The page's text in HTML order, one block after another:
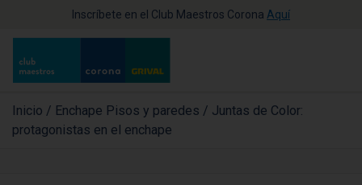
Inscríbete en el Club Maestros Corona Aquí
Inicio / Enchape Pisos y paredes / Juntas de Color:
protagonistas en el enchape